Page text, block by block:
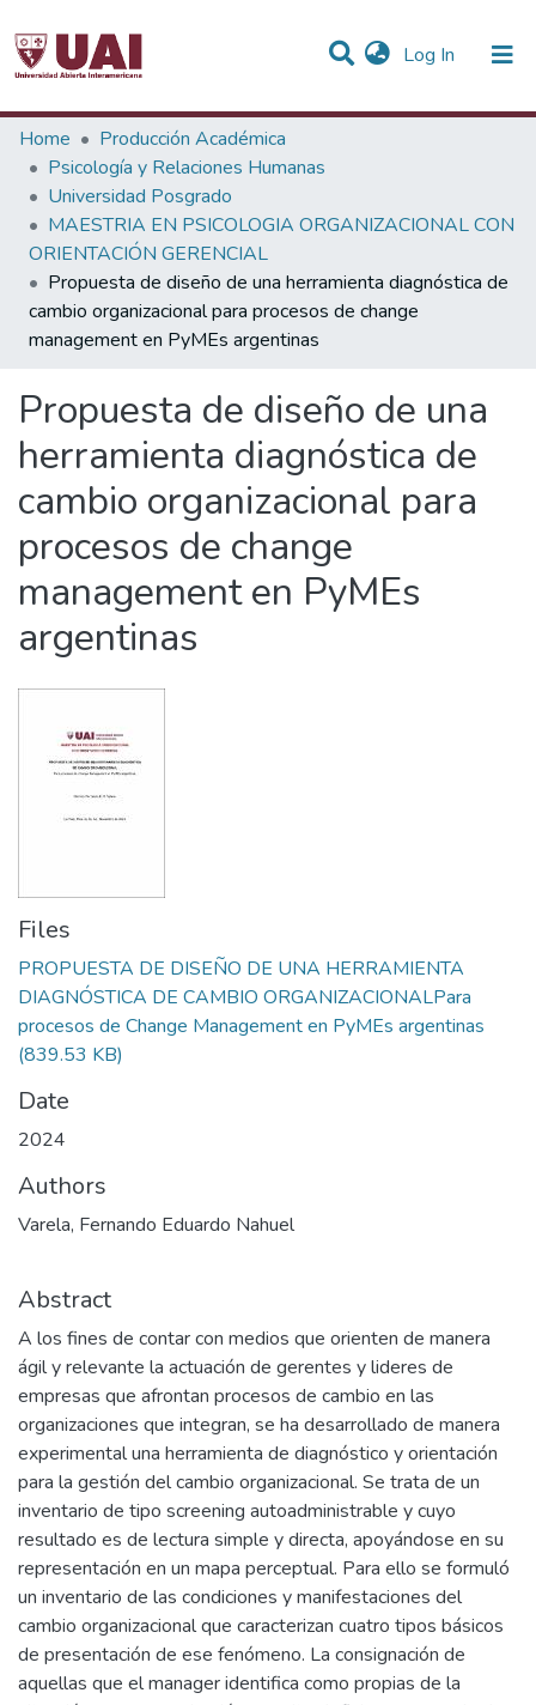
Log In (current)
Statistics
Communities & Collections
All of DSpace
Home
Producción Académica
Psicología y Relaciones Humanas
Universidad Posgrado
MAESTRIA EN PSICOLOGIA ORGANIZACIONAL CON
ORIENTACIÓN GERENCIAL
Propuesta de diseño de una herramienta diagnóstica de
cambio organizacional para procesos de change
management en PyMEs argentinas
Propuesta de diseño de una
herramienta diagnóstica de
cambio organizacional para
procesos de change
management en PyMEs
argentinas
Files
PROPUESTA DE DISEÑO DE UNA HERRAMIENTA
DIAGNÓSTICA DE CAMBIO ORGANIZACIONALPara
procesos de Change Management en PyMEs argentinas
(839.53 KB)
Date
2024
Authors
Varela, Fernando Eduardo Nahuel
Abstract
A los fines de contar con medios que orienten de manera
ágil y relevante la actuación de gerentes y lideres de
empresas que afrontan procesos de cambio en las
organizaciones que integran, se ha desarrollado de manera
experimental una herramienta de diagnóstico y orientación
para la gestión del cambio organizacional. Se trata de un
inventario de tipo screening autoadministrable y cuyo
resultado es de lectura simple y directa, apoyándose en su
representación en un mapa perceptual. Para ello se formuló
un inventario de las condiciones y manifestaciones del
cambio organizacional que caracterizan cuatro tipos básicos
de presentación de ese fenómeno. La consignación de
aquellas que el manager identifica como propias de la